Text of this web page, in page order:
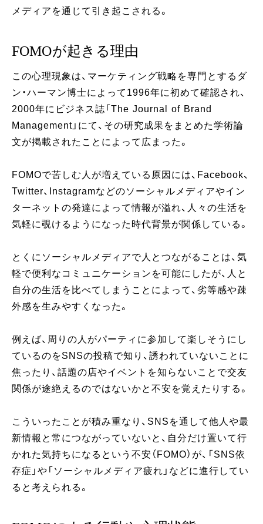
メディアを通じて引き起こされる。
FOMOが起きる理由
この心理現象は、マーケティング戦略を専門とするダ
ン・ハーマン博士によって1996年に初めて確認され、
2000年にビジネス誌「The Journal of Brand
Management」にて、その研究成果をまとめた学術論
文が掲載されたことによって広まった。
FOMOで苦しむ人が増えている原因には、Facebook、
Twitter、Instagramなどのソーシャルメディアやイン
ターネットの発達によって情報が溢れ、人々の生活を
気軽に覗けるようになった時代背景が関係している。
とくにソーシャルメディアで人とつながることは、気
軽で便利なコミュニケーションを可能にしたが、人と
自分の生活を比べてしまうことによって、劣等感や疎
外感を生みやすくなった。
例えば、周りの人がパーティに参加して楽しそうにし
ているのをSNSの投稿で知り、誘われていないことに
焦ったり、話題の店やイベントを知らないことで交友
関係が途絶えるのではないかと不安を覚えたりする。
こういったことが積み重なり、SNSを通して他人や最
新情報と常につながっていないと、自分だけ置いて行
かれた気持ちになるという不安（FOMO）が、「SNS依
存症」や「ソーシャルメディア疲れ」などに進行してい
ると考えられる。